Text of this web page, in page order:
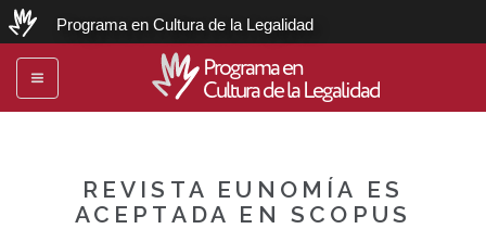
Programa en Cultura de la Legalidad
Toggle
navigation
Programa en
Cultura de la Legalidad
REVISTA EUNOMÍA ES
ACEPTADA EN SCOPUS